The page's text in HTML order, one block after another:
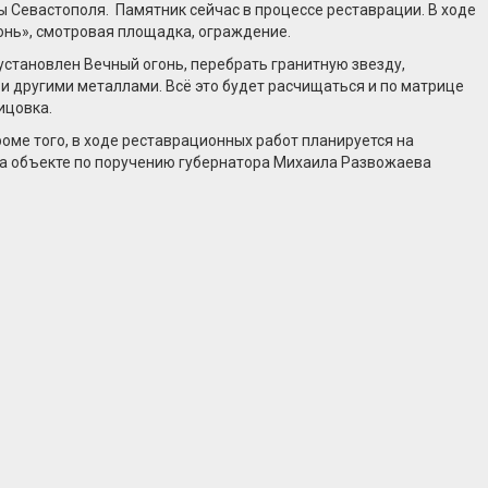
Памятник сейчас в процессе реставрации. В ходе
смотровая площадка, ограждение.
Вечный огонь, перебрать гранитную звезду,
другими металлами. Всё это будет расчищаться и по матрице
того, в ходе реставрационных работ планируется на
объекте по поручению губернатора Михаила Развожаева